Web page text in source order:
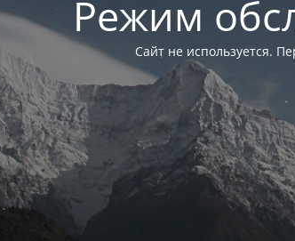
Режим
Сайт не используется.